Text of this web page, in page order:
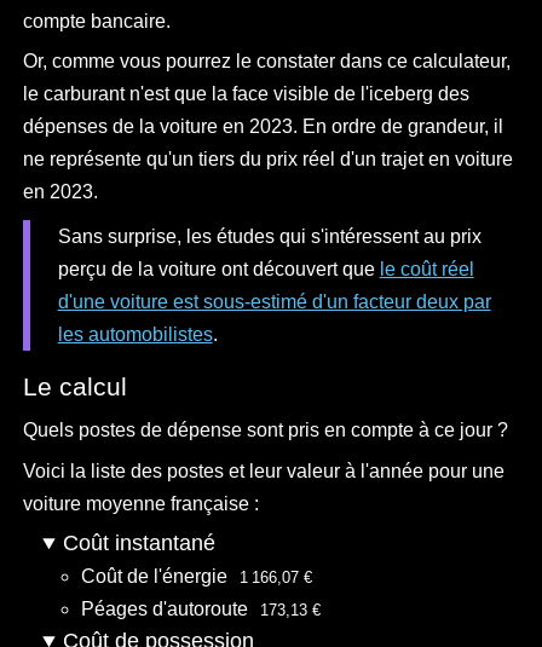
compte bancaire.
Or, comme vous pourrez le constater dans ce calculateur,
le carburant n'est que la face visible de l'iceberg des
dépenses de la voiture en 2023. En ordre de grandeur, il
ne représente qu'un tiers du prix réel d'un trajet en voiture
en 2023.
Sans surprise, les études qui s'intéressent au prix
perçu de la voiture ont découvert que le coût réel
d'une voiture est sous-estimé d'un facteur deux par
les automobilistes.
Le calcul
Quels postes de dépense sont pris en compte à ce jour ?
Voici la liste des postes et leur valeur à l'année pour une
voiture moyenne française :
Coût instantané
Coût de l'énergie 1 166,07 €
Péages d'autoroute 173,13 €
Coût de possession